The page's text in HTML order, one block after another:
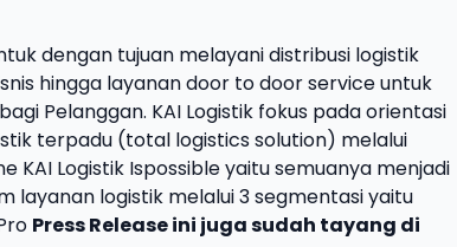
dengan tujuan melayani distribusi logistik
hingga layanan door to door service untuk
Pelanggan. KAI Logistik fokus pada orientasi
terpadu (total logistics solution) melalui
KAI Logistik Ispossible yaitu semuanya menjadi
layanan logistik melalui 3 segmentasi yaitu
Press Release ini juga sudah tayang di